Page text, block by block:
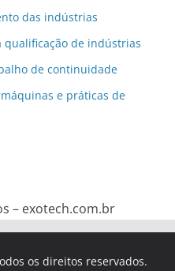
das indústrias
de indústrias
de continuidade
e práticas de
– exotech.com.br
os direitos reservados.